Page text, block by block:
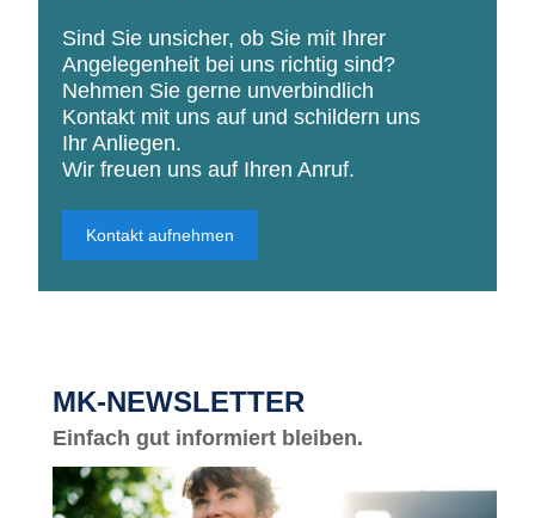
Sind Sie unsicher, ob Sie mit Ihrer
Angelegenheit bei uns richtig sind?
Nehmen Sie gerne unverbindlich
Kontakt mit uns auf und schildern uns
Ihr Anliegen.
Wir freuen uns auf Ihren Anruf.
Kontakt aufnehmen
MK-NEWSLETTER
Einfach gut informiert bleiben.